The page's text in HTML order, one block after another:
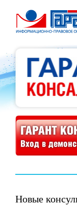
Демонстрационная версия
Новые